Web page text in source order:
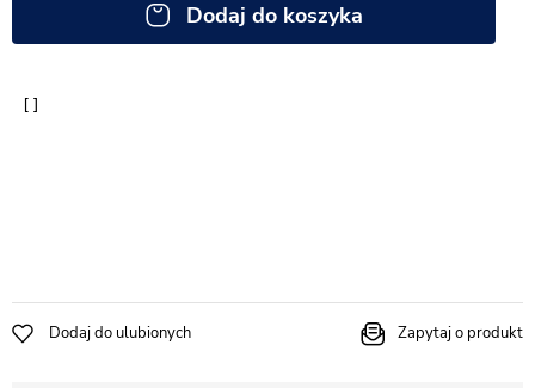
Dodaj do koszyka
Dodaj do ulubionych Zapytaj o produkt